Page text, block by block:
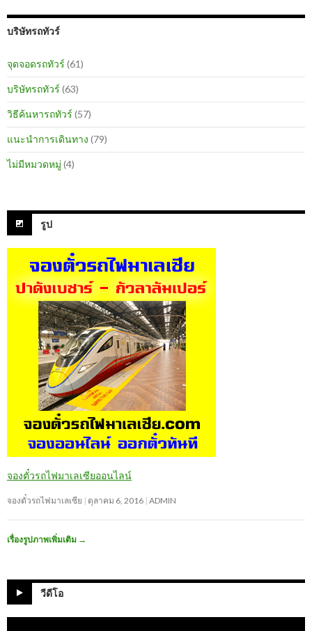
บริษัทรถทัวร์
จุดจอดรถทัวร์ (61)
บริษัทรถทัวร์ (63)
วิธีค้นหารถทัวร์ (57)
แนะนำการเดินทาง (79)
ไม่มีหมวดหมู่ (4)
รูป
จองตั๋วรถไฟมาเลเซียออนไลน์
จองตั๋วรถไฟมาเลเซีย ตุลาคม 6, 2016 ADMIN
เรื่องรูปภาพเพิ่มเติม →
วีดีโอ